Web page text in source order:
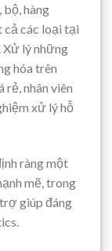
hàng
cả các loại tại
Xử lý những
hóa trên
rẻ, nhân viên
xử lý hỗ
ràng một
mẽ, trong
giúp đáng